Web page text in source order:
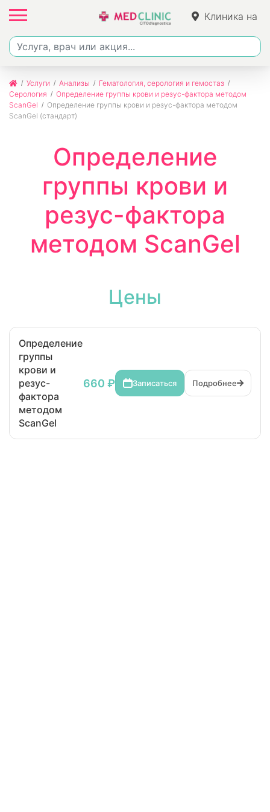
Клиника на
Фучика
Услуги Анализы
Гематология, серология и гемостаз
Серология
Определение группы крови и резус-фактора методом
ScanGel
Определение группы крови и резус-фактора методом
ScanGel (стандарт)
Определение
группы крови и
резус-фактора
методом ScanGel
Цены
Определение
группы
крови и
резус-
фактора
методом
ScanGel
660 ₽ Записаться Подробнее